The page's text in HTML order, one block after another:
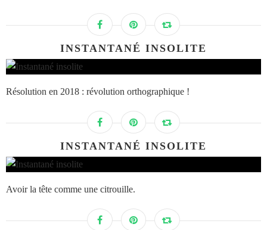
INSTANTANÉ INSOLITE
Résolution en 2018 : révolution orthographique !
INSTANTANÉ INSOLITE
Avoir la tête comme une citrouille.